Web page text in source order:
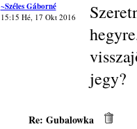
~Széles Gáborné
15:15 Hé, 17 Okt 2016
jegy?
Re: Gubalowka